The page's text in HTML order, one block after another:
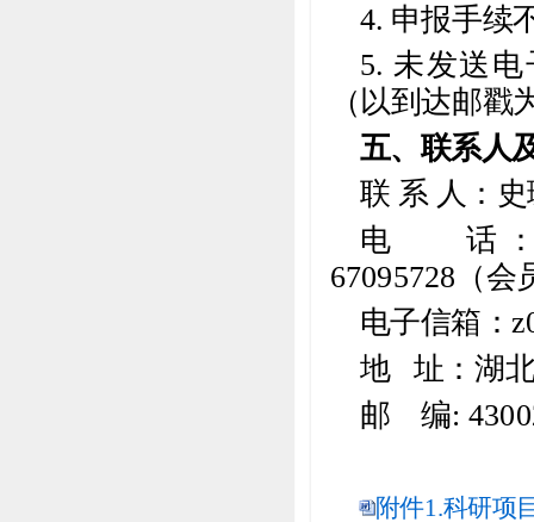
4. 申报手续
5. 未发送
（以到达邮戳
五、联系人
联 系 人：
电 话：
67095728（会
电子信箱：
地 址：湖
邮 编:
附件1.科研项